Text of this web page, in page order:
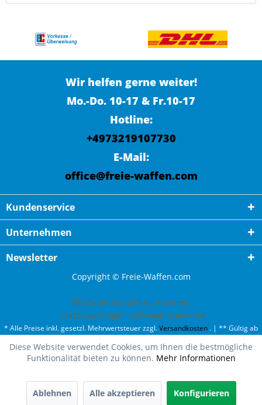
Wir helfen gerne weiter!
Mo.-Do. 10-17 & Fr.10-17
Hotline:
+4973219107730
E-Mail:
office@freie-waffen.com
Kundenservice
Unternehmen
Newsletter
Copyright © Freie-Waffen.com
ESC GmbH hat 4,87von 5Sternen
| 791 Bewertungen auf ProvenExpert.com
* Alle Preise inkl. gesetzl. Mehrwertsteuer zzgl.Versandkosten . | ** Gültig ab
50¤ Bestellwert und einmal pro Kunde. | *** Innerhalb Deutschland,
ausgenommen Gefahrgut. Weitere Ländern finden Sie unterVersandkosten
Diese Website verwendet Cookies, um Ihnen die bestmögliche
Funktionalität bieten zu können. Mehr Informationen
Ablehnen Alle akzeptieren Konfigurieren